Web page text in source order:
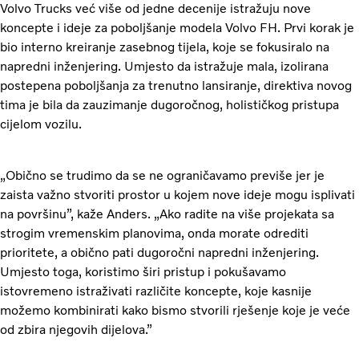
Volvo Trucks već više od jedne decenije istražuju nove
koncepte i ideje za poboljšanje modela Volvo FH. Prvi korak je
bio interno kreiranje zasebnog tijela, koje se fokusiralo na
napredni inženjering. Umjesto da istražuje mala, izolirana
postepena poboljšanja za trenutno lansiranje, direktiva novog
tima je bila da zauzimanje dugoročnog, holističkog pristupa
cijelom vozilu.
„Obično se trudimo da se ne ograničavamo previše jer je
zaista važno stvoriti prostor u kojem nove ideje mogu isplivati
na površinu”, kaže Anders. „Ako radite na više projekata sa
strogim vremenskim planovima, onda morate odrediti
prioritete, a obično pati dugoročni napredni inženjering.
Umjesto toga, koristimo širi pristup i pokušavamo
istovremeno istraživati ​​različite koncepte, koje kasnije
možemo kombinirati kako bismo stvorili rješenje koje je veće
od zbira njegovih dijelova.”